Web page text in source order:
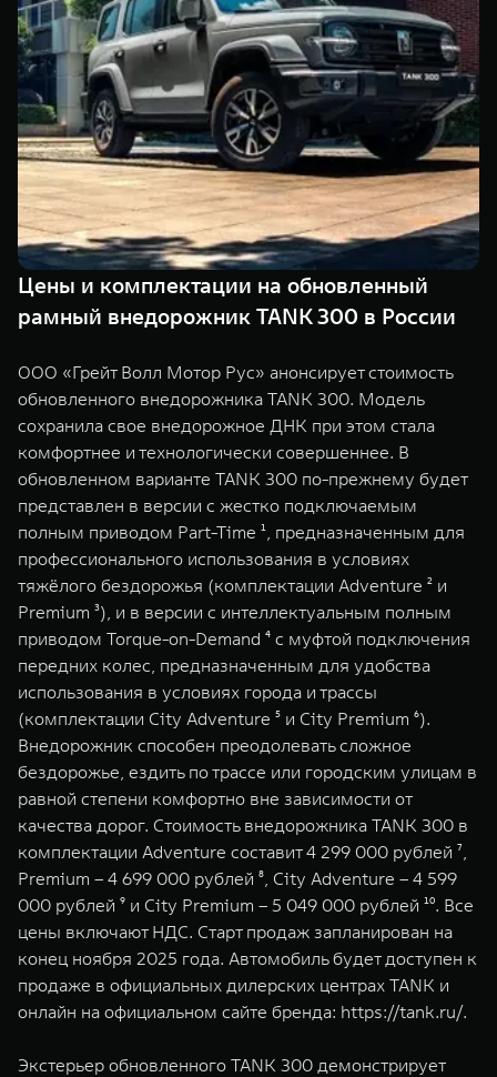
TANK 500
Веди за собой
от 6 499 000 ₽
TANK 700
Сила
от 10 199
WEY 07
Расширяя границы комфорта
от 6 149 000 ₽
WEY 05
Эстетика
от 5 699
WEY 80
Масштаб возможностей
от 6 449 000 ₽
WEY 80
Масштаб
от 8 099
TANK Финансы
Корпоративным клиентам
TANK ФИНАНСЫ
TANK Кредит
TANK Лизинг
TANK Страхование
Сервис
Специальные предложения
Моторные масла
ЦИФРОВЫЕ СЕРВИСЫ TANK
Цифровые сервисы TANK
Подписки
Цены и комплектации на обновленный
рамный внедорожник TANK 300 в России
ООО «Грейт Волл Мотор Рус» анонсирует стоимость
обновленного внедорожника TANK 300. Модель
сохранила свое внедорожное ДНК при этом стала
комфортнее и технологически совершеннее. В
обновленном варианте TANK 300 по-прежнему будет
представлен в версии с жестко подключаемым
полным приводом Part-Time ¹, предназначенным для
профессионального использования в условиях
тяжёлого бездорожья (комплектации Adventure ² и
Premium ³), и в версии с интеллектуальным полным
приводом Torque-on-Demand ⁴ с муфтой подключения
передних колес, предназначенным для удобства
использования в условиях города и трассы
(комплектации City Adventure ⁵ и City Premium ⁶).
Внедорожник способен преодолевать сложное
бездорожье, ездить по трассе или городским улицам в
равной степени комфортно вне зависимости от
качества дорог. Стоимость внедорожника TANK 300 в
комплектации Adventure составит 4 299 000 рублей ⁷,
Premium – 4 699 000 рублей ⁸, City Adventure – 4 599
000 рублей ⁹ и City Premium – 5 049 000 рублей ¹⁰. Все
цены включают НДС. Старт продаж запланирован на
конец ноября 2025 года. Автомобиль будет доступен к
продаже в официальных дилерских центрах TANK и
онлайн на официальном сайте бренда: https://tank.ru/.
Экстерьер обновленного TANK 300 демонстрирует